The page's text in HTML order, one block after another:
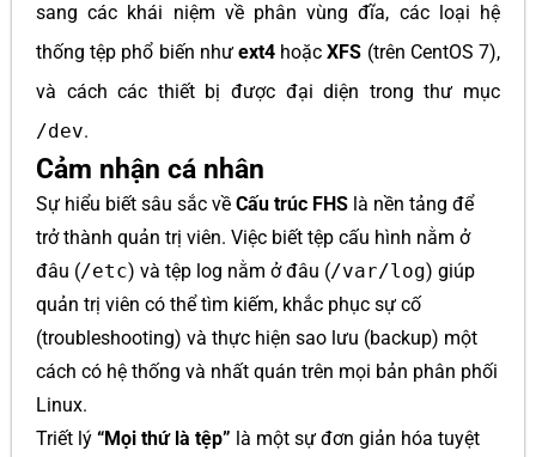
sang các khái niệm về phân vùng đĩa, các loại hệ
thống tệp phổ biến như ext4 hoặcXFS (trên CentOS 7),
và cách các thiết bị được đại diện trong thư mục
/dev.
Cảm nhận cá nhân
Sự hiểu biết sâu sắc về Cấu trúc FHS là nền tảng để
trở thành quản trị viên. Việc biết tệp cấu hình nằm ở
đâu (/etc) và tệp log nằm ở đâu (/var/log) giúp
quản trị viên có thể tìm kiếm, khắc phục sự cố
(troubleshooting) và thực hiện sao lưu (backup) một
cách có hệ thống và nhất quán trên mọi bản phân phối
Linux.
Triết lý “Mọi thứ là tệp” là một sự đơn giản hóa tuyệt